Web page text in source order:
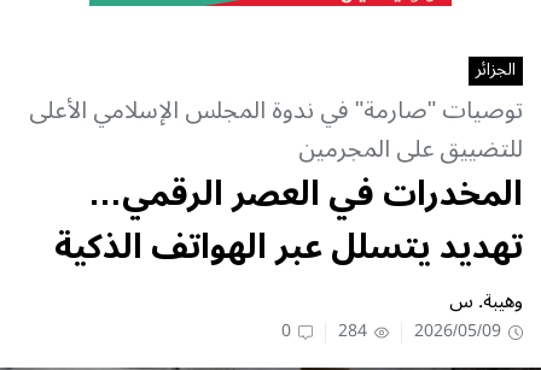
الجزائر
توصيات "صارمة" في ندوة المجلس الإسلامي الأعلى
للتضييق على المجرمين
المخدرات في العصر الرقمي…
تهديد يتسلل عبر الهواتف الذكية
وهيبة. س
2026/05/09
284
0